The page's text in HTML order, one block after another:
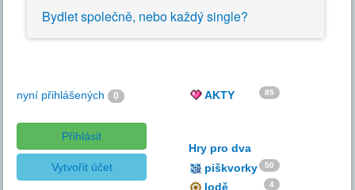
Bydlet společně, nebo každý single?
nyní přihlášených 0
Přihlásit
Vytvořit účet
AKTY 85
Hry pro dva
piškvorky
50
lodě 4